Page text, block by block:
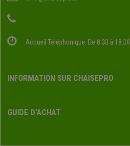
Accueil Téléphonique: De 8:30 à 18:00
INFORMATION SUR CHAISEPRO
GUIDE D'ACHAT